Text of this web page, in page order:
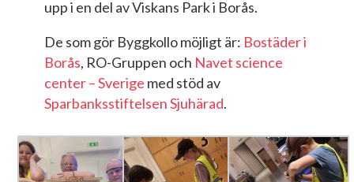
upp i en del av Viskans Park i Borås.
De som gör Byggkollo möjligt är: Bostäder i
Borås, RO-Gruppen och Navet science
center – Sverige med stöd av
Sparbanksstiftelsen Sjuhärad.